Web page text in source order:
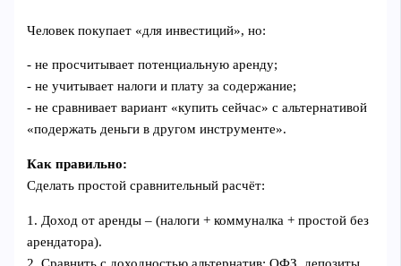
Человек покупает «для инвестиций», но:
- не просчитывает потенциальную аренду;
- не учитывает налоги и плату за содержание;
- не сравнивает вариант «купить сейчас» с альтернативой
«подержать деньги в другом инструменте».
Как правильно:
Сделать простой сравнительный расчёт:
1. Доход от аренды – (налоги + коммуналка + простой без
арендатора).
2. Сравнить с доходностью альтернатив: ОФЗ, депозиты,